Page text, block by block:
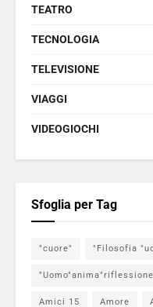
TEATRO
TECNOLOGIA
TELEVISIONE
VIAGGI
VIDEOGIOCHI
Sfoglia per Tag
"cuore" "Filosofia
"Uomo"anima"riflessione
Amici 15 Amore